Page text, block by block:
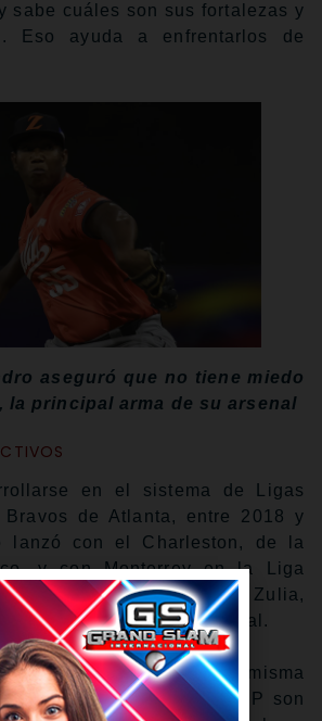
sabe cuáles son sus fortalezas y
Eso ayuda a enfrentarlos de
aseguró que no tiene miedo
la principal arma de su arsenal
en el sistema de Ligas
Bravos de Atlanta, entre 2018 y
lanzó con el Charleston, de la
y con Monterrey en la Liga
antes de reportarse al Zulia,
en la pelota invernal.
encuentras la misma
Sólo que en la LVBP son